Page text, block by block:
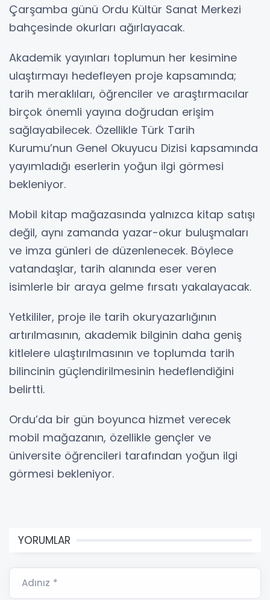
Çarşamba günü Ordu Kültür Sanat Merkezi
bahçesinde okurları ağırlayacak.
Akademik yayınları toplumun her kesimine
ulaştırmayı hedefleyen proje kapsamında;
tarih meraklıları, öğrenciler ve araştırmacılar
birçok önemli yayına doğrudan erişim
sağlayabilecek. Özellikle Türk Tarih
Kurumu’nun Genel Okuyucu Dizisi kapsamında
yayımladığı eserlerin yoğun ilgi görmesi
bekleniyor.
Mobil kitap mağazasında yalnızca kitap satışı
değil, aynı zamanda yazar-okur buluşmaları
ve imza günleri de düzenlenecek. Böylece
vatandaşlar, tarih alanında eser veren
isimlerle bir araya gelme fırsatı yakalayacak.
Yetkililer, proje ile tarih okuryazarlığının
artırılmasının, akademik bilginin daha geniş
kitlelere ulaştırılmasının ve toplumda tarih
bilincinin güçlendirilmesinin hedeflendiğini
belirtti.
Ordu’da bir gün boyunca hizmet verecek
mobil mağazanın, özellikle gençler ve
üniversite öğrencileri tarafından yoğun ilgi
görmesi bekleniyor.
YORUMLAR
Adınız *